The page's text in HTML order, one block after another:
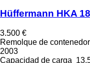
Hüffermann HKA
3.500 €
Remolque de
2003
Capacidad de carga